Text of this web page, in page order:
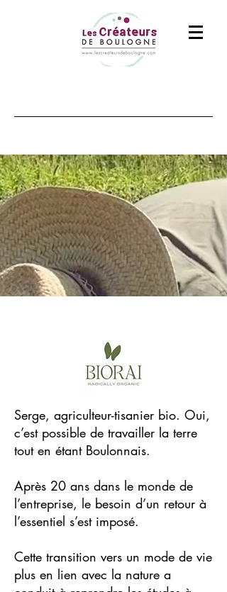
Serge, agriculteur-tisanier bio. Oui,
c’est possible de travailler la terre
tout en étant Boulonnais.
Après 20 ans dans le monde de
l’entreprise, le besoin d’un retour à
l’essentiel s’est imposé.
Cette transition vers un mode de vie
plus en lien avec la nature a